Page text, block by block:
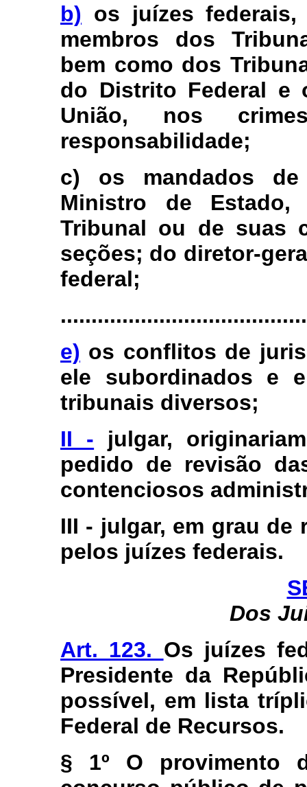
b) os juízes
membros dos
bem como dos
do Distrito Federal e
União, nos
responsabilidade;
c) os mandados
Ministro de
Tribunal ou de suas
seções; do diretor-
federal;
e) os conflitos de
ele subordinados e
tribunais diversos;
II - julgar,
pedido de revisão
contenciosos
III - julgar, em grau de
pelos juízes federais.
Dos
Art. 123. Os juízes
Presidente da
possível, em lista
Federal de Recursos.
§ 1º O provimento